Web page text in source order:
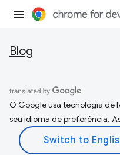
Blog
O Google usa tecnologia de
seu idioma de preferência.